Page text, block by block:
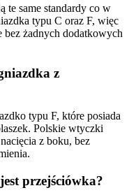
te same standardy co w
typu C oraz F, więc
bez żadnych dodatkowych
z
typu F, które posiada
Polskie wtyczki
z boku, bez
przejściówka?